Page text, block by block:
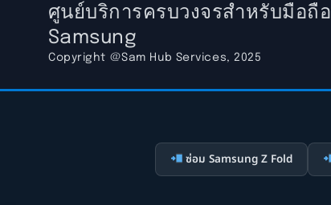
ศูนย์บริการครบวงจรสำหรับมือถือ
Samsung
Copyright @Sam Hub Services, 2025
ซ่อม Samsung Z Fold